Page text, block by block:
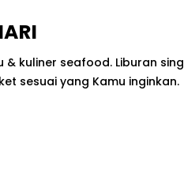
kuliner seafood. Liburan
sesuai yang Kamu inginkan.